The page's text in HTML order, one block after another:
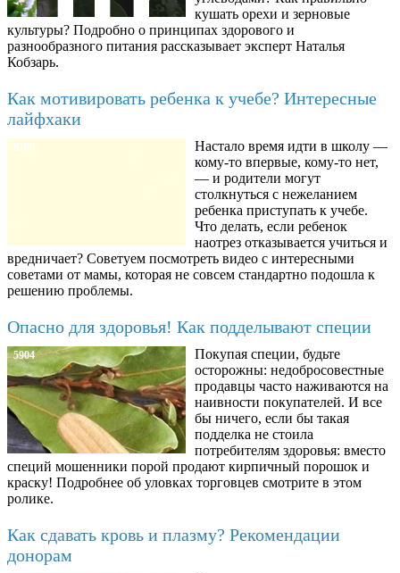
кушать орехи и зерновые
культуры? Подробно о принципах здорового и
разнообразного питания рассказывает эксперт Наталья
Кобзарь.
Как мотивировать ребенка к учебе? Интересные
лайфхаки
8780
Настало время идти в школу —
кому-то впервые, кому-то нет,
— и родители могут
столкнуться с нежеланием
ребенка приступать к учебе.
Что делать, если ребенок
наотрез отказывается учиться и
вредничает? Советуем посмотреть видео с интересными
советами от мамы, которая не совсем стандартно подошла к
решению проблемы.
Опасно для здоровья! Как подделывают специи
5904
Покупая специи, будьте
осторожны: недобросовестные
продавцы часто наживаются на
наивности покупателей. И все
бы ничего, если бы такая
подделка не стоила
потребителям здоровья: вместо
специй мошенники порой продают кирпичный порошок и
краску! Подробнее об уловках торговцев смотрите в этом
ролике.
Как сдавать кровь и плазму? Рекомендации
донорам